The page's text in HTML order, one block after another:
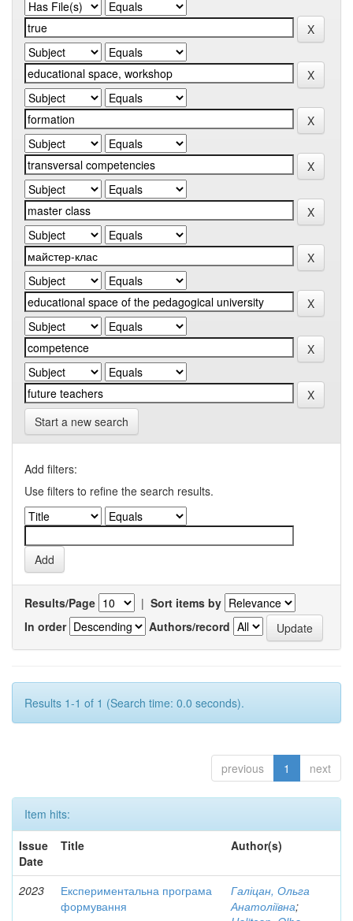
Start a new search
Add filters:
Use filters to refine the search results.
Results/Page | Sort items by
In order
Authors/record
Results 1-1 of 1 (Search time: 0.0 seconds).
previous 1 next
Item hits:
Issue
Date
Title Author(s)
2023
Експериментальна програма
формування
Галіцан, Ольга
Анатоліївна;